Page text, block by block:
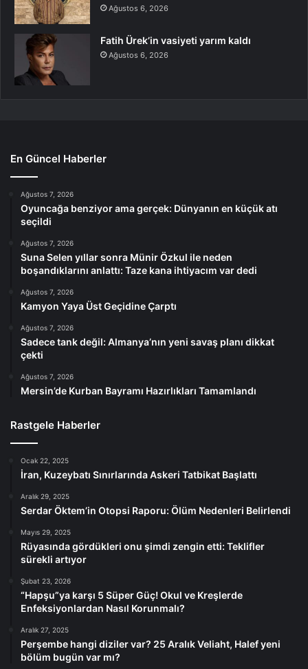
Ağustos 6, 2026
Fatih Ürek’in vasiyeti yarım kaldı
Ağustos 6, 2026
En Güncel Haberler
Ağustos 7, 2026
Oyuncağa benziyor ama gerçek: Dünyanın en küçük atı
seçildi
Ağustos 7, 2026
Suna Selen yıllar sonra Münir Özkul ile neden
boşandıklarını anlattı: Taze kana ihtiyacım var dedi
Ağustos 7, 2026
Kamyon Yaya Üst Geçidine Çarptı
Ağustos 7, 2026
Sadece tank değil: Almanya’nın yeni savaş planı dikkat
çekti
Ağustos 7, 2026
Mersin’de Kurban Bayramı Hazırlıkları Tamamlandı
Rastgele Haberler
Ocak 22, 2025
İran, Kuzeybatı Sınırlarında Askeri Tatbikat Başlattı
Aralık 29, 2025
Serdar Öktem’in Otopsi Raporu: Ölüm Nedenleri Belirlendi
Mayıs 29, 2025
Rüyasında gördükleri onu şimdi zengin etti: Teklifler
sürekli artıyor
Şubat 23, 2026
“Hapşu”ya karşı 5 Süper Güç! Okul ve Kreşlerde
Enfeksiyonlardan Nasıl Korunmalı?
Aralık 27, 2025
Perşembe hangi diziler var? 25 Aralık Veliaht, Halef yeni
bölüm bugün var mı?